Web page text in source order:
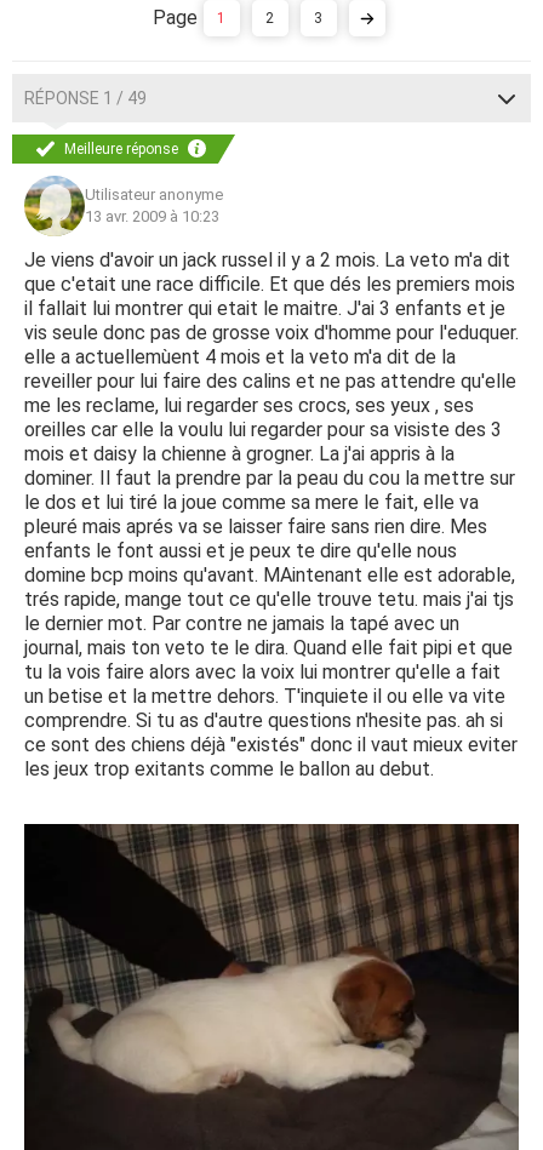
1 2 3
RÉPONSE 1 / 49
Meilleure réponse
Utilisateur anonyme
13 avr. 2009 à 10:23
Je viens d'avoir un jack russel il y a 2 mois. La veto m'a dit
que c'etait une race difficile. Et que dés les premiers mois
il fallait lui montrer qui etait le maitre. J'ai 3 enfants et je
vis seule donc pas de grosse voix d'homme pour l'eduquer.
elle a actuellemùent 4 mois et la veto m'a dit de la
reveiller pour lui faire des calins et ne pas attendre qu'elle
me les reclame, lui regarder ses crocs, ses yeux , ses
oreilles car elle la voulu lui regarder pour sa visiste des 3
mois et daisy la chienne à grogner. La j'ai appris à la
dominer. Il faut la prendre par la peau du cou la mettre sur
le dos et lui tiré la joue comme sa mere le fait, elle va
pleuré mais aprés va se laisser faire sans rien dire. Mes
enfants le font aussi et je peux te dire qu'elle nous
domine bcp moins qu'avant. MAintenant elle est adorable,
trés rapide, mange tout ce qu'elle trouve tetu. mais j'ai tjs
le dernier mot. Par contre ne jamais la tapé avec un
journal, mais ton veto te le dira. Quand elle fait pipi et que
tu la vois faire alors avec la voix lui montrer qu'elle a fait
un betise et la mettre dehors. T'inquiete il ou elle va vite
comprendre. Si tu as d'autre questions n'hesite pas. ah si
ce sont des chiens déjà "existés" donc il vaut mieux eviter
les jeux trop exitants comme le ballon au debut.